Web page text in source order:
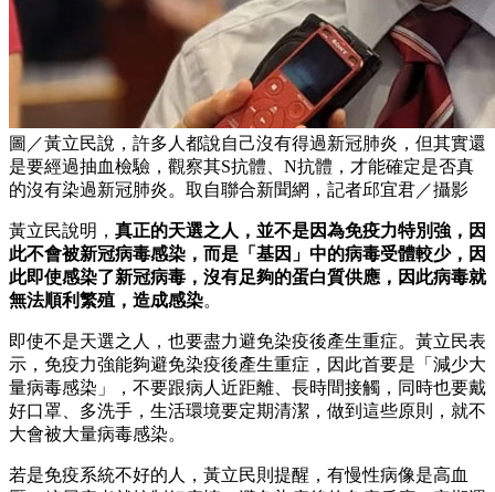
圖／黃立民說，許多人都說自己沒有得過新冠肺炎，但其實還
是要經過抽血檢驗，觀察其S抗體、N抗體，才能確定是否真
的沒有染過新冠肺炎。取自聯合新聞網，記者邱宜君／攝影
黃立民說明， 真正的天選之人，並不是因為免疫力特別強，因
此不會被新冠病毒感染，而是「基因」中的病毒受體較少，因
此即使感染了新冠病毒，沒有足夠的蛋白質供應，因此病毒就
無法順利繁殖，造成感染。
即使不是天選之人，也要盡力避免染疫後產生重症。黃立民表
示，免疫力強能夠避免染疫後產生重症，因此首要是「減少大
量病毒感染」，不要跟病人近距離、長時間接觸，同時也要戴
好口罩、多洗手，生活環境要定期清潔，做到這些原則，就不
大會被大量病毒感染。
若是免疫系統不好的人，黃立民則提醒，有慢性病像是高血